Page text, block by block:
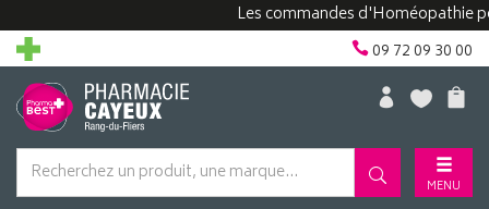
Les commandes d'Homéopathie
09 72 09 30 00
MENU